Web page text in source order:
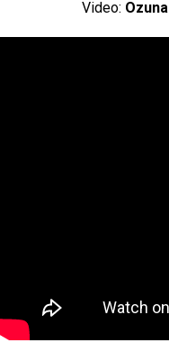
Video: Ozuna